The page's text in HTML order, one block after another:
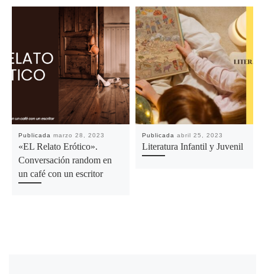
Publicadamarzo 28, 2023
«EL Relato Erótico».
Conversación random en
un café con un escritor
Publicadaabril 25, 2023
Literatura Infantil y Juvenil